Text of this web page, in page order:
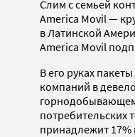
Слим с семьей
America Movil —
в Латинской
America Movil
В его руках
компаний в
потребительских
принадлежит 17%